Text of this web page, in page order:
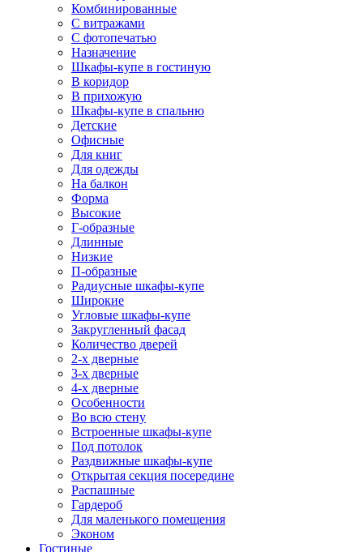
Комбинированные
С витражами
С фотопечатью
Назначение
Шкафы-купе в гостиную
В коридор
В прихожую
Шкафы-купе в спальню
Детские
Офисные
Для книг
Для одежды
На балкон
Форма
Высокие
Г-образные
Длинные
Низкие
П-образные
Радиусные шкафы-купе
Широкие
Угловые шкафы-купе
Закругленный фасад
Количество дверей
2-х дверные
3-х дверные
4-х дверные
Особенности
Во всю стену
Встроенные шкафы-купе
Под потолок
Раздвижные шкафы-купе
Открытая секция посередине
Распашные
Гардероб
Для маленького помещения
Эконом
Гостиные